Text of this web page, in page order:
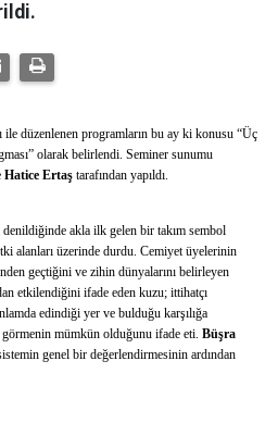
ile düzenlenen programların bu ay ki konusu “Üç
olarak belirlendi. Seminer sunumu
Hatice Ertaş tarafından yapıldı.
akla ilk gelen bir takım sembol
alanları üzerinde durdu. Cemiyet üyelerinin
geçtiğini ve zihin dünyalarını belirleyen
etkilendiğini ifade eden kuzu; ittihatçı
edindiği yer ve bulduğu karşılığa
görmenin mümkün olduğunu ifade eti. Büşra
genel bir değerlendirmesinin ardından